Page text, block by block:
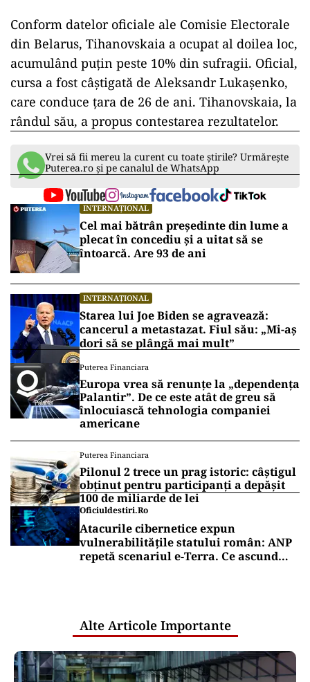
Conform datelor oficiale ale Comisie Electorale
din Belarus, Tihanovskaia a ocupat al doilea loc,
acumulând puțin peste 10% din sufragii. Oficial,
cursa a fost câștigată de Aleksandr Lukașenko,
care conduce țara de 26 de ani. Tihanovskaia, la
rândul său, a propus contestarea rezultatelor.
Vrei să fii mereu la curent cu toate știrile? Urmărește
Puterea.ro și pe canalul de WhatsApp
INTERNAȚIONAL
Cel mai bătrân președinte din lume a
plecat în concediu și a uitat să se
întoarcă. Are 93 de ani
INTERNAȚIONAL
Starea lui Joe Biden se agravează:
cancerul a metastazat. Fiul său: „Mi-aș
dori să se plângă mai mult”
Puterea Financiara
Europa vrea să renunțe la „dependența
Palantir”. De ce este atât de greu să
înlocuiască tehnologia companiei
americane
Puterea Financiara
Pilonul 2 trece un prag istoric: câștigul
obținut pentru participanți a depășit
100 de miliarde de lei
Oficiuldestiri.ro
Atacurile cibernetice expun
vulnerabilitățile statului român: ANP
repetă scenariul e‑Terra. Ce ascund
Alte Articole Importante